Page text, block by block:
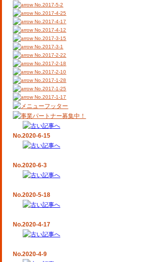
No.2017-5-2
No.2017-4-25
No.2017-4-17
No.2017-4-12
No.2017-3-15
No.2017-3-1
No.2017-2-22
No.2017-2-18
No.2017-2-10
No.2017-1-28
No.2017-1-25
No.2017-1-17
No.2020-6-15
No.2020-6-3
No.2020-5-18
No.2020-4-17
No.2020-4-9